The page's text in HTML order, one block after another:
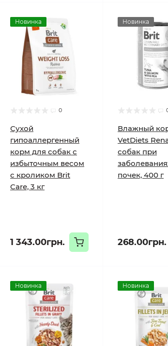
Новинка
0
Сухой
гипоаллергенный
корм для собак с
избыточным весом
с кроликом Brit
Care, 3 кг
1 343.00грн.
Новинка
Влажный
VetDiets
собак при
почек, 400 г
268.00грн.
Новинка Новинка